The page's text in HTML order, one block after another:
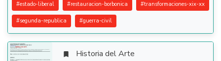
#estado-liberal #restauracion-borbonica #transformaciones-xix-xx
#segunda-republica #guerra-civil
 Historia del Arte